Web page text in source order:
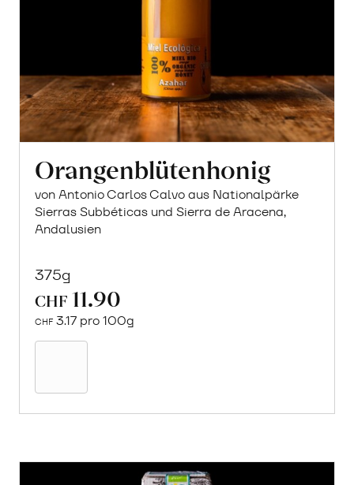
Orangenblütenhonig
von Antonio Carlos Calvo aus Nationalpärke
Sierras Subbéticas und Sierra de Aracena,
Andalusien
375g
CHF 11.90
CHF 3.17 pro 100g